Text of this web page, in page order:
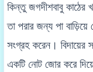
কিন্তু জগদীশবাবু কাঠের
তা পরার জন্য পা
সংগ্রহ করেন। বিদায়ের
একটি নোট জোর করে